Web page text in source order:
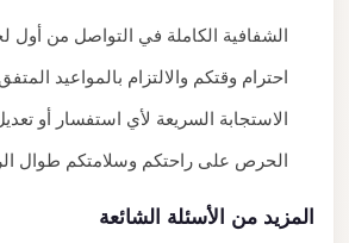
الشفافية الكاملة في التواصل من أول
احترام وقتكم والالتزام بالمواعيد المتفق
الاستجابة السريعة لأي استفسار أو تعديل
الحرص على راحتكم وسلامتكم طوال
المزيد من الأسئلة الشائعة